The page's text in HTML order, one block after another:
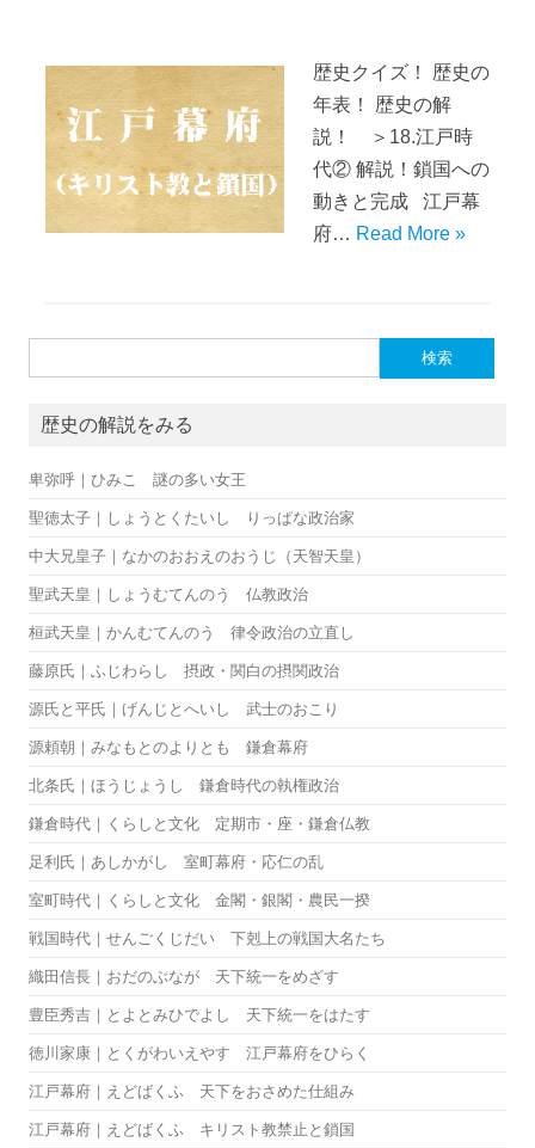
歴史クイズ！ 歴史の
年表！ 歴史の解
説！ ＞18.江戸時
代② 解説！鎖国への
動きと完成 江戸幕
府… Read More »
歴史の解説をみる
卑弥呼｜ひみこ 謎の多い女王
聖徳太子｜しょうとくたいし りっぱな政治家
中大兄皇子｜なかのおおえのおうじ（天智天皇）
聖武天皇｜しょうむてんのう 仏教政治
桓武天皇｜かんむてんのう 律令政治の立直し
藤原氏｜ふじわらし 摂政・関白の摂関政治
源氏と平氏｜げんじとへいし 武士のおこり
源頼朝｜みなもとのよりとも 鎌倉幕府
北条氏｜ほうじょうし 鎌倉時代の執権政治
鎌倉時代｜くらしと文化 定期市・座・鎌倉仏教
足利氏｜あしかがし 室町幕府・応仁の乱
室町時代｜くらしと文化 金閣・銀閣・農民一揆
戦国時代｜せんごくじだい 下剋上の戦国大名たち
織田信長｜おだのぶなが 天下統一をめざす
豊臣秀吉｜とよとみひでよし 天下統一をはたす
徳川家康｜とくがわいえやす 江戸幕府をひらく
江戸幕府｜えどばくふ 天下をおさめた仕組み
江戸幕府｜えどばくふ キリスト教禁止と鎖国